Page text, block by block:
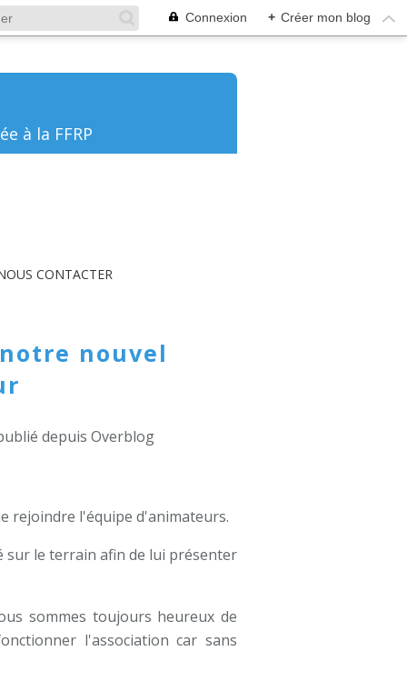
Connexion + Créer mon blog
à la FFRP
CONTACTER
nouvel
depuis Overblog
rejoindre l'équipe d'animateurs.
sur le terrain afin de lui présenter
sommes toujours heureux de
l'association car sans